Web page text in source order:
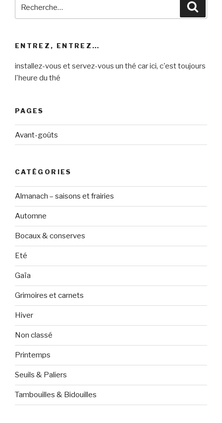
pour
ENTREZ, ENTREZ…
installez-vous et servez-vous un thé car ici, c'est toujours
l'heure du thé
PAGES
Avant-goûts
CATÉGORIES
Almanach – saisons et frairies
Automne
Bocaux & conserves
Eté
Gaïa
Grimoires et carnets
Hiver
Non classé
Printemps
Seuils & Paliers
Tambouilles & Bidouilles